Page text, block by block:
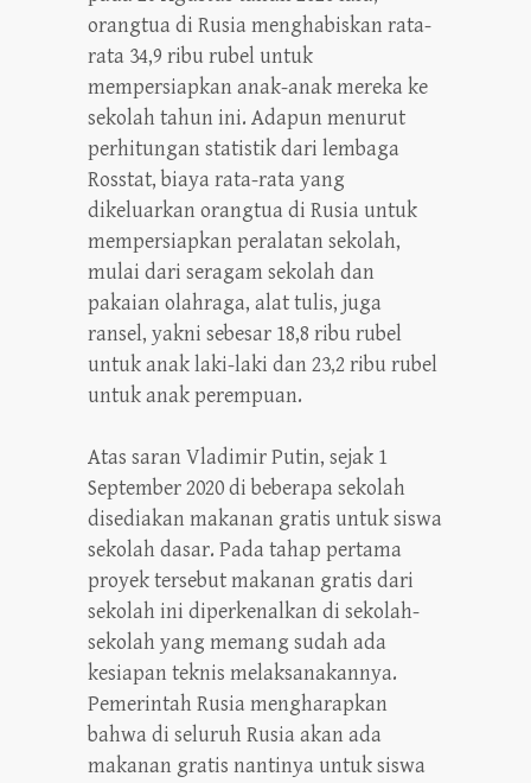
orangtua di Rusia menghabiskan rata-
rata 34,9 ribu rubel untuk
mempersiapkan anak-anak mereka ke
sekolah tahun ini. Adapun menurut
perhitungan statistik dari lembaga
Rosstat, biaya rata-rata yang
dikeluarkan orangtua di Rusia untuk
mempersiapkan peralatan sekolah,
mulai dari seragam sekolah dan
pakaian olahraga, alat tulis, juga
ransel, yakni sebesar 18,8 ribu rubel
untuk anak laki-laki dan 23,2 ribu rubel
untuk anak perempuan.
Atas saran Vladimir Putin, sejak 1
September 2020 di beberapa sekolah
disediakan makanan gratis untuk siswa
sekolah dasar. Pada tahap pertama
proyek tersebut makanan gratis dari
sekolah ini diperkenalkan di sekolah-
sekolah yang memang sudah ada
kesiapan teknis melaksanakannya.
Pemerintah Rusia mengharapkan
bahwa di seluruh Rusia akan ada
makanan gratis nantinya untuk siswa